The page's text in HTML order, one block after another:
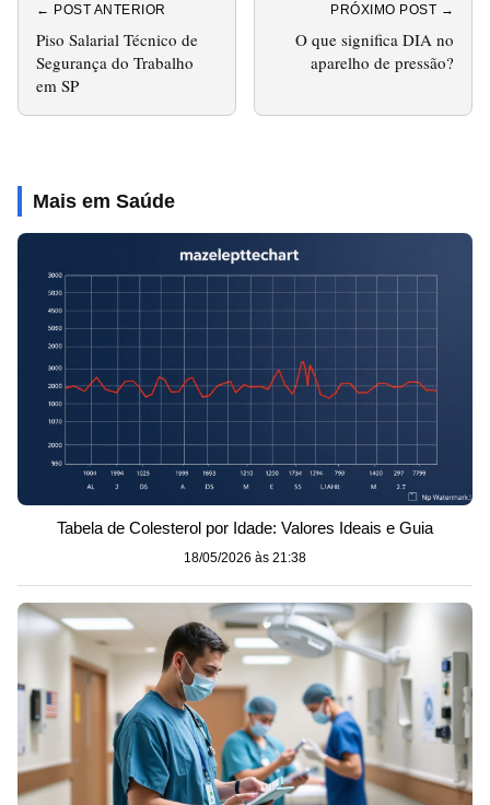
← POST ANTERIOR
Piso Salarial Técnico de
Segurança do Trabalho
em SP
PRÓXIMO POST →
O que significa DIA no
aparelho de pressão?
Mais em Saúde
Tabela de Colesterol por Idade: Valores Ideais e Guia
18/05/2026 às 21:38